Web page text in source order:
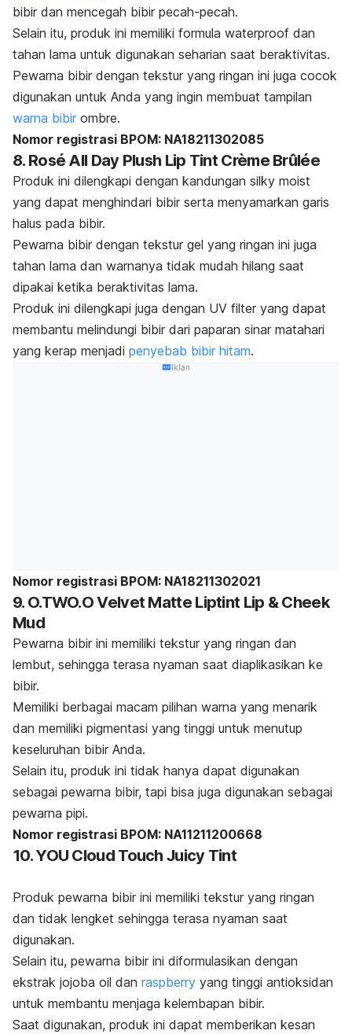
bibir dan mencegah bibir pecah-pecah.
Selain itu, produk ini memiliki formula waterproof dan
tahan lama untuk digunakan seharian saat beraktivitas.
Pewarna bibir dengan tekstur yang ringan ini juga cocok
digunakan untuk Anda yang ingin membuat tampilan
warna bibir ombre.
Nomor registrasi BPOM: NA18211302085
8. Rosé All Day Plush Lip Tint Crème Brûlée
Produk ini dilengkapi dengan kandungan silky moist
yang dapat menghindari bibir serta menyamarkan garis
halus pada bibir.
Pewarna bibir dengan tekstur gel yang ringan ini juga
tahan lama dan warnanya tidak mudah hilang saat
dipakai ketika beraktivitas lama.
Produk ini dilengkapi juga dengan UV filter yang dapat
membantu melindungi bibir dari paparan sinar matahari
yang kerap menjadi penyebab bibir hitam.
Iklan
Nomor registrasi BPOM: NA18211302021
9. O.TWO.O Velvet Matte Liptint Lip & Cheek
Mud
Pewarna bibir ini memiliki tekstur yang ringan dan
lembut, sehingga terasa nyaman saat diaplikasikan ke
bibir.
Memiliki berbagai macam pilihan warna yang menarik
dan memiliki pigmentasi yang tinggi untuk menutup
keseluruhan bibir Anda.
Selain itu, produk ini tidak hanya dapat digunakan
sebagai pewarna bibir, tapi bisa juga digunakan sebagai
pewarna pipi.
Nomor registrasi BPOM: NA11211200668
10. YOU Cloud Touch Juicy Tint
Produk pewarna bibir ini memiliki tekstur yang ringan
dan tidak lengket sehingga terasa nyaman saat
digunakan.
Selain itu, pewarna bibir ini diformulasikan dengan
ekstrak jojoba oil dan raspberry yang tinggi antioksidan
untuk membantu menjaga kelembapan bibir.
Saat digunakan, produk ini dapat memberikan kesan